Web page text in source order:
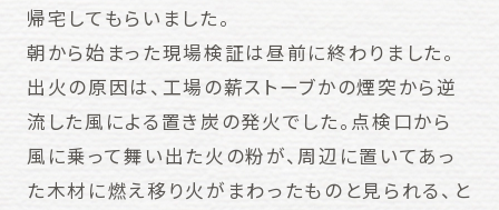
帰宅してもらいました。
朝から始まった現場検証は昼前に終わりました。
出火の原因は、工場の薪ストーブかの煙突から逆
流した風による置き炭の発火でした。点検口から
風に乗って舞い出た火の粉が、周辺に置いてあっ
た木材に燃え移り火がまわったものと見られる、と